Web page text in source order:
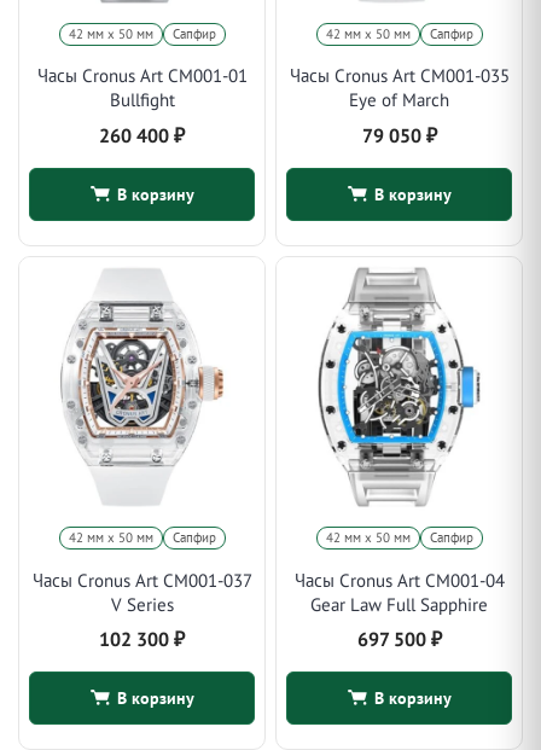
42 мм x 50 мм Сапфир
Часы Cronus Art CM001-01
Bullfight
260 400 ₽
В корзину
42 мм x 50 мм Сапфир
Часы Cronus Art CM001-035
Eye of March
79 050 ₽
В корзину
42 мм x 50 мм Сапфир
Часы Cronus Art CM001-037
V Series
102 300 ₽
В корзину
42 мм x 50 мм Сапфир
Часы Cronus Art CM001-04
Gear Law Full Sapphire
697 500 ₽
В корзину